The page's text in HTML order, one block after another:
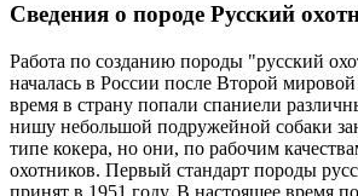
Сведения о породе Русский
Работа по созданию породы "русский
началась в России после Второй
время в страну попали спаниели
нишу небольшой подружейной собаки
типе кокера, но они, по рабочим
охотников. Первый стандарт породы